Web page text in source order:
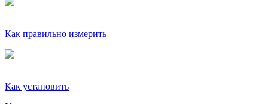
Как правильно измерить
Как установить